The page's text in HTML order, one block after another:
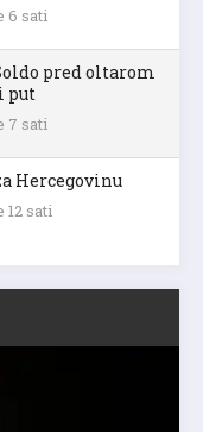
6 sati
pred oltarom
put
7 sati
Hercegovinu
12 sati